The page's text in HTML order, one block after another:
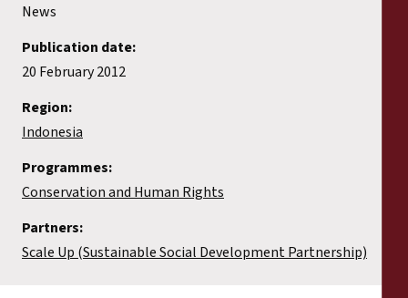
News
Publication date:
20 February 2012
Region:
Indonesia
Programmes:
Conservation and Human Rights
Partners:
Scale Up (Sustainable Social Development Partnership)